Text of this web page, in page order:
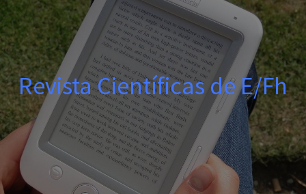
Revista Científicas de E/Fh